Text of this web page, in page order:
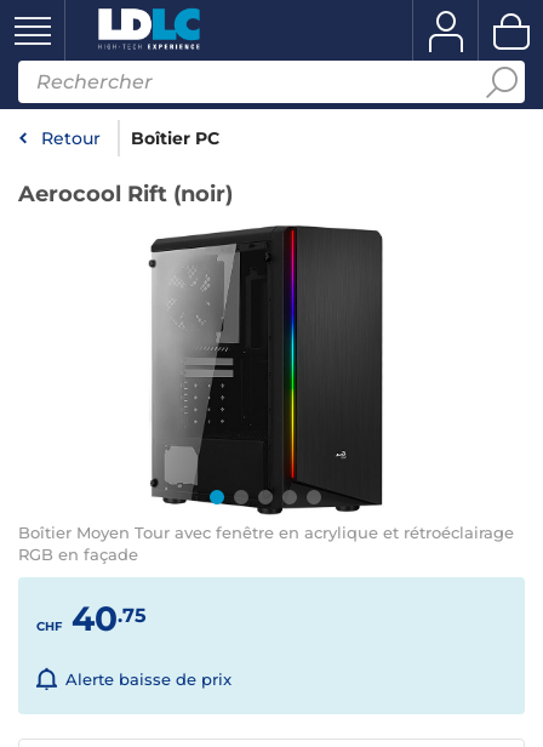
Retour Boîtier PC
Aerocool Rift (noir)
Boîtier Moyen Tour avec fenêtre en acrylique et rétroéclairage
RGB en façade
CHF 40.75
Alerte baisse de prix